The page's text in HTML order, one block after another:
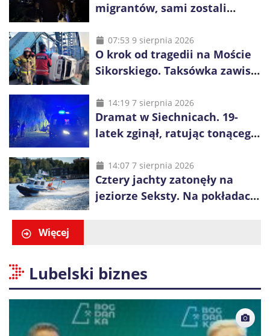
migrantów, sami zostali
proceder
07:53 9 sierpnia 2026
O krok od tragedii na Moście
Sikorskiego. Taksówka zawisła
14:19 7 sierpnia 2026
Dramat w Siechnicach. 19-
latek zginął, ratując tonącego
14:07 7 sierpnia 2026
Cztery jachty zatonęły na
jeziorze Seksty. Na pokładach
Więcej
Lubelski biznes